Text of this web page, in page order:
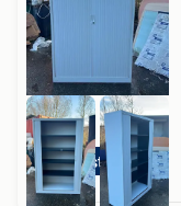
10 stuks